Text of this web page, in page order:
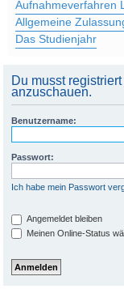
Aufnahmeverfahren
Allgemeine
Das Studienjahr
Du musst
anzuschauen.
Benutzername:
Passwort:
Ich habe mein Passwort
Angemeldet bleiben
Meinen Online-Status